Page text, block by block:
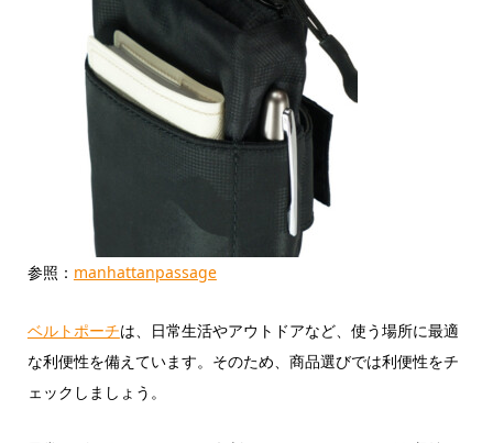
参照： manhattanpassage
ベルトポーチは、日常生活やアウトドアなど、使う場所に最適
な利便性を備えています。そのため、商品選びでは利便性をチ
ェックしましょう。